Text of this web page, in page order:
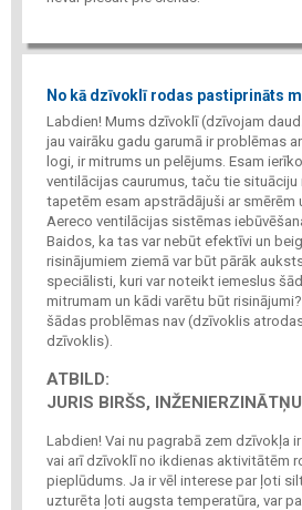
No kā dzīvoklī rodas pastiprināts
Labdien! Mums dzīvoklī (dzīvojam
jau vairāku gadu garumā ir problēmas
logi, ir mitrums un pelējums. Esam
ventilācijas caurumus, taču tie situāciju
tapetēm esam apstrādājuši ar smērēm
Aereco ventilācijas sistēmas
Baidos, ka tas var nebūt efektīvi un
risinājumiem ziemā var būt pārāk
speciālisti, kuri var noteikt iemeslus
mitrumam un kādi varētu būt
šādas problēmas nav (dzīvoklis
dzīvoklis).
ATBILD:
JURIS BIRŠS,
Labdien! Vai nu pagrabā zem dzīvokļa
vai arī dzīvoklī no ikdienas aktivitātēm
pieplūdums. Ja ir vēl interese par ļoti
uzturēta ļoti augsta temperatūra, var